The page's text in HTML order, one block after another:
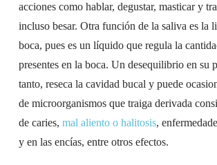
acciones como hablar, degustar, masticar y
incluso besar. Otra función de la saliva es la
boca, pues es un líquido que regula la
presentes en la boca. Un desequilibrio en su
tanto, reseca la cavidad bucal y puede
de microorganismos que traiga derivada
de caries, mal aliento o halitosis,
y en las encías, entre otros efectos.